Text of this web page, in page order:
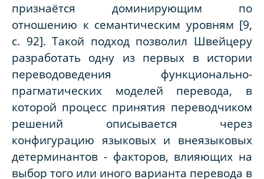
признаётся доминирующим по
отношению к семантическим уровням [9,
с. 92]. Такой подход позволил Швейцеру
разработать одну из первых в истории
переводоведения функционально-
прагматических моделей перевода, в
которой процесс принятия переводчиком
решений описывается через
конфигурацию языковых и внеязыковых
детерминантов - факторов, влияющих на
выбор того или иного варианта перевода в